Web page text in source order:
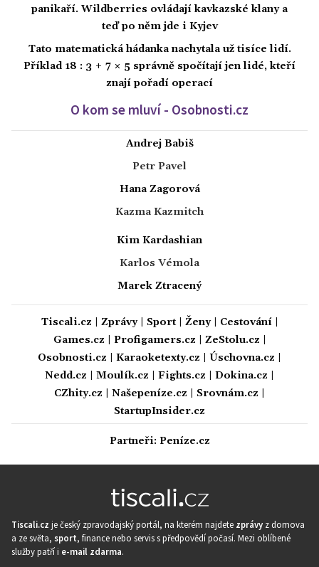
panikaří. Wildberries ovládají kavkazské klany a
teď po něm jde i Kyjev
Tato matematická hádanka nachytala už tisíce lidí.
Příklad 18 : 3 + 7 × 5 správně spočítají jen lidé, kteří
znají pořadí operací
O kom se mluví - Osobnosti.cz
Andrej Babiš
Petr Pavel
Hana Zagorová
Kazma Kazmitch
Kim Kardashian
Karlos Vémola
Marek Ztracený
Tiscali.cz Zprávy| Sport| Ženy| Cestování|
Games.cz
Profigamers.cz ZeStolu.cz
Osobnosti.cz
Karaoketexty.cz Úschovna.cz
Nedd.cz
Moulík.cz Fights.cz Dokina.cz
CZhity.cz
Našepeníze.cz Srovnám.cz
StartupInsider.cz
Partneři: Peníze.cz
Tiscali.cz je český zpravodajský portál, na kterém najdete zprávy z domova
a ze světa, sport, finance nebo servis s předpovědí počasí. Mezi oblíbené
služby patří i e-mail zdarma.